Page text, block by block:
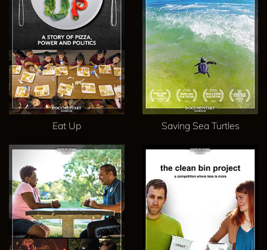
Eat Up Saving Sea Turtles